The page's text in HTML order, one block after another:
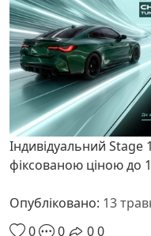
Індивідуальний Stage
фіксованою ціною до
Опубліковано: 13
0
0 00